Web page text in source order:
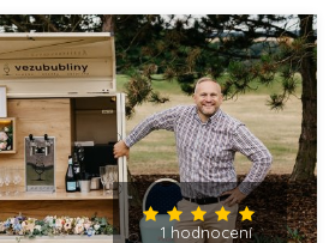
1 hodnocení